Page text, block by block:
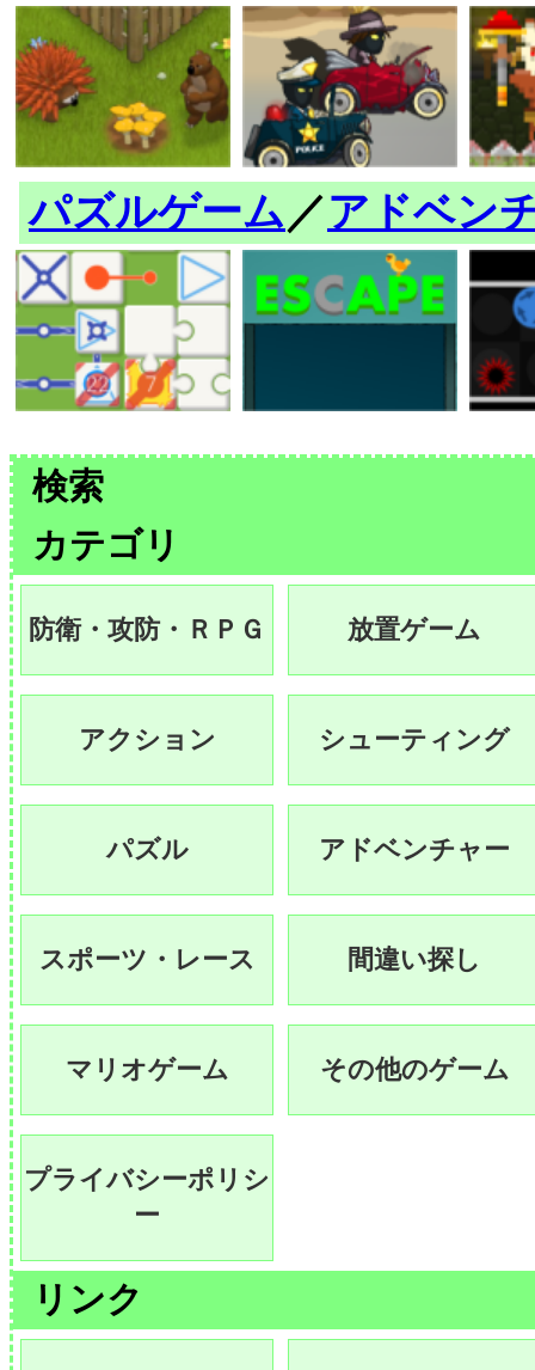
パズルゲーム ／アドベン
検索
カテゴリ
防衛・攻防・ＲＰＧ 放置ゲーム
アクション シューティング
パズル アドベンチャー
スポーツ・レース 間違い探し
マリオゲーム その他のゲーム
プライバシーポリシ
ー
リンク